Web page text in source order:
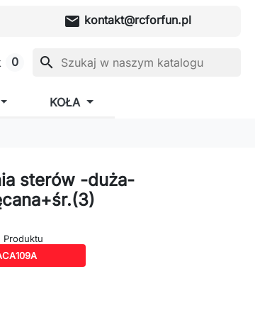
mail kontakt@rcforfun.pl
0 search
KOŁA
sterów -duża-
Produktu